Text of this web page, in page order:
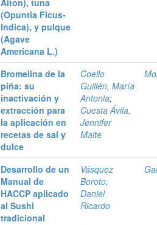
Aiton), tuna
(Opuntia Ficus-
Indica), y pulque
(Agave
Americana L.)
Bromelina de la
piña: su
inactivación y
extracción para
la aplicación en
recetas de sal y
dulce
Coello
Guillén, María
Antonia;
Cuesta Ávila,
Jennifer
Maite
Desarrollo de un
Manual de
HACCP aplicado
al Sushi
tradicional
Vásquez
Boroto,
Daniel
Ricardo